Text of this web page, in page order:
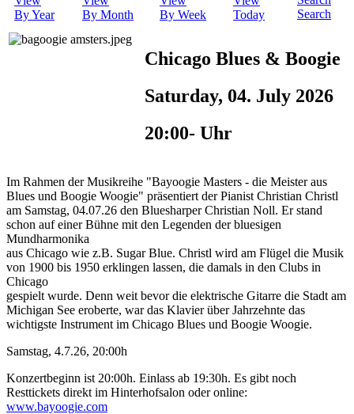
By Year By Month By Week Today Search
Chicago Blues & Boogie
Saturday, 04. July 2026
20:00- Uhr
Im Rahmen der Musikreihe "Bayoogie Masters - die Meister aus
Blues und Boogie Woogie" präsentiert der Pianist Christian Christl
am Samstag, 04.07.26 den Bluesharper Christian Noll. Er stand
schon auf einer Bühne mit den Legenden der bluesigen
Mundharmonika
aus Chicago wie z.B. Sugar Blue. Christl wird am Flügel die Musik
von 1900 bis 1950 erklingen lassen, die damals in den Clubs in
Chicago
gespielt wurde. Denn weit bevor die elektrische Gitarre die Stadt am
Michigan See eroberte, war das Klavier über Jahrzehnte das
wichtigste Instrument im Chicago Blues und Boogie Woogie.
Samstag, 4.7.26, 20:00h
Konzertbeginn ist 20:00h. Einlass ab 19:30h. Es gibt noch
Resttickets direkt im Hinterhofsalon oder online:
www.bayoogie.com